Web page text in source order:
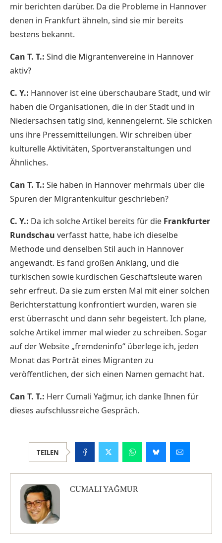
mir berichten darüber. Da die Probleme in Hannover
denen in Frankfurt ähneln, sind sie mir bereits
bestens bekannt.
Can T. T.: Sind die Migrantenvereine in Hannover
aktiv?
C. Y.: Hannover ist eine überschaubare Stadt, und wir
haben die Organisationen, die in der Stadt und in
Niedersachsen tätig sind, kennengelernt. Sie schicken
uns ihre Pressemitteilungen. Wir schreiben über
kulturelle Aktivitäten, Sportveranstaltungen und
Ähnliches.
Can T. T.: Sie haben in Hannover mehrmals über die
Spuren der Migrantenkultur geschrieben?
C. Y.: Da ich solche Artikel bereits für die Frankfurter
Rundschau verfasst hatte, habe ich dieselbe
Methode und denselben Stil auch in Hannover
angewandt. Es fand großen Anklang, und die
türkischen sowie kurdischen Geschäftsleute waren
sehr erfreut. Da sie zum ersten Mal mit einer solchen
Berichterstattung konfrontiert wurden, waren sie
erst überrascht und dann sehr begeistert. Ich plane,
solche Artikel immer mal wieder zu schreiben. Sogar
auf der Website „fremdeninfo“ überlege ich, jeden
Monat das Porträt eines Migranten zu
veröffentlichen, der sich einen Namen gemacht hat.
Can T. T.: Herr Cumali Yağmur, ich danke Ihnen für
dieses aufschlussreiche Gespräch.
TEILEN
CUMALI YAĞMUR